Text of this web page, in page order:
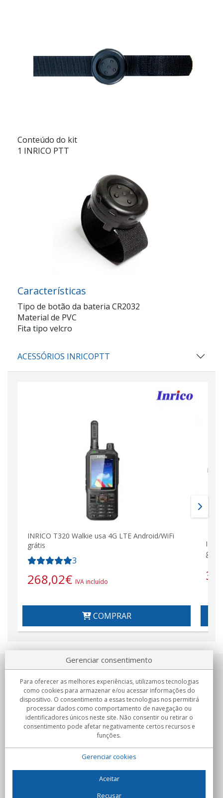
Conteúdo do kit
1 INRICO PTT
Características
Tipo de botão da bateria CR2032
Material de PVC
Fita tipo velcro
ACESSÓRIOS INRICOPTT
INRICO T320 Walkie usa 4G LTE Android/WiFi
grátis
3
268,02€ IVA incluído
COMPRAR
Sobre nosotros
Compromissos
Compras
Gerenciar consentimento
Para oferecer as melhores experiências, utilizamos tecnologias
como cookies para armazenar e/ou acessar informações do
dispositivo. O consentimento a essas tecnologias nos permitirá
processar dados como comportamento de navegação ou
identificadores únicos neste site. Não consentir ou retirar o
consentimento pode afetar negativamente certos recursos e
funções.
Gerenciar cookies
Aceitar
Recusar